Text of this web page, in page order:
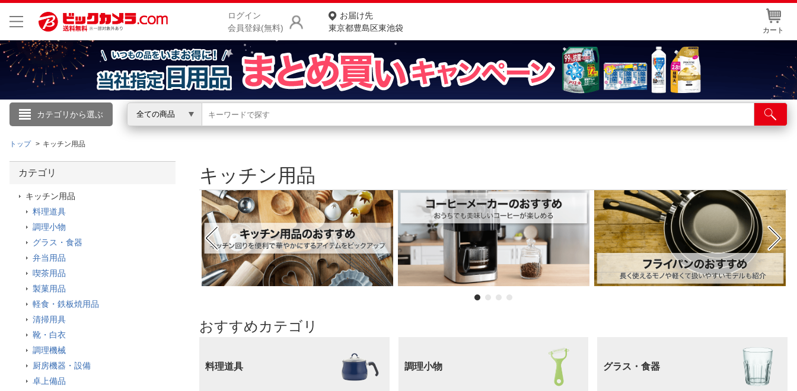
ログイン
会員登録(無料)
お届け先
東京都豊島区東池袋
カート
カテゴリから選ぶ 全ての商品
こんにちは
ログイン
お知らせ
商品をさがす
ランキングからさがす
お客様サポート
ご利用ガイド
よくある質問・お問合せ
店舗サービス
ネット取り置き
お取り寄せ品入荷状況照会
法人窓口
IR情報
English / 中文
トップ キッチン用品
キッチン用品
おすすめカテゴリ
料理道具 調理小物 グラス・食器
カテゴリ
キッチン用品
料理道具
調理小物
グラス・食器
弁当用品
喫茶用品
製菓用品
軽食・鉄板焼用品
清掃用具
靴・白衣
調理機械
厨房機器・設備
卓上備品